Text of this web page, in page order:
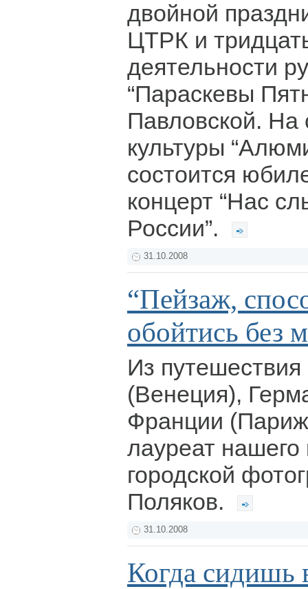
двойной
ЦТРК и
деятельности
“Параскевы
Павловской. На
культуры
состоится
концерт “Нас
России”.
31.10.2008
“Пейзаж,
обойтись без
Из
(Венеция),
Франции
лауреат нашего
городской
Поляков.
31.10.2008
Когда сидишь